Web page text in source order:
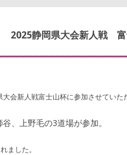
2025静岡県大会新人戦 富
会新人戦富士山杯に参加させていた
、上野毛の3道場が参加。
ました。